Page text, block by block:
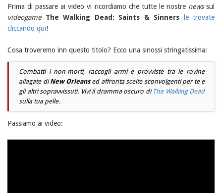
Prima di passare ai video vi ricordiamo che tutte le nostre newssul
videogame
The Walking Dead: Saints & Sinners
le trovate
cliccando qui!
Cosa troveremo inn questo titolo? Ecco una sinossi stringatissima:
Combatti i non-morti, raccogli armi e provviste tra le rovine
allagate diNew Orleansed affronta scelte sconvolgenti per te e
gli altri sopravvissuti. Vivi il dramma oscuro di The Walking Dead
sulla tua pelle.
Passiamo ai video: